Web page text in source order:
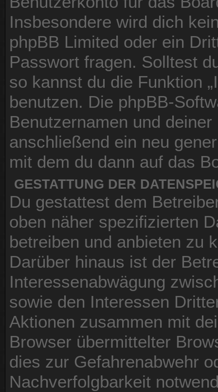
Insbesondere wird dich
phpBB Limited oder ein
Passwort fragen. Solltest
so kannst du die Funktion
benutzen. Die phpBB-
Benutzernamen und
anschließend ein neu
mit dem du dann auf das
GESTATTUNG DER
Du gestattest dem
oben näher spezifizierten
betreiben und anbieten zu
Darüber hinaus ist der
Interessenabwägung
sowie den Interessen
Aktionen zusammen mit
Browser übermittelter
dies zur Gefahrenabwehr
Nachverfolgbarkeit